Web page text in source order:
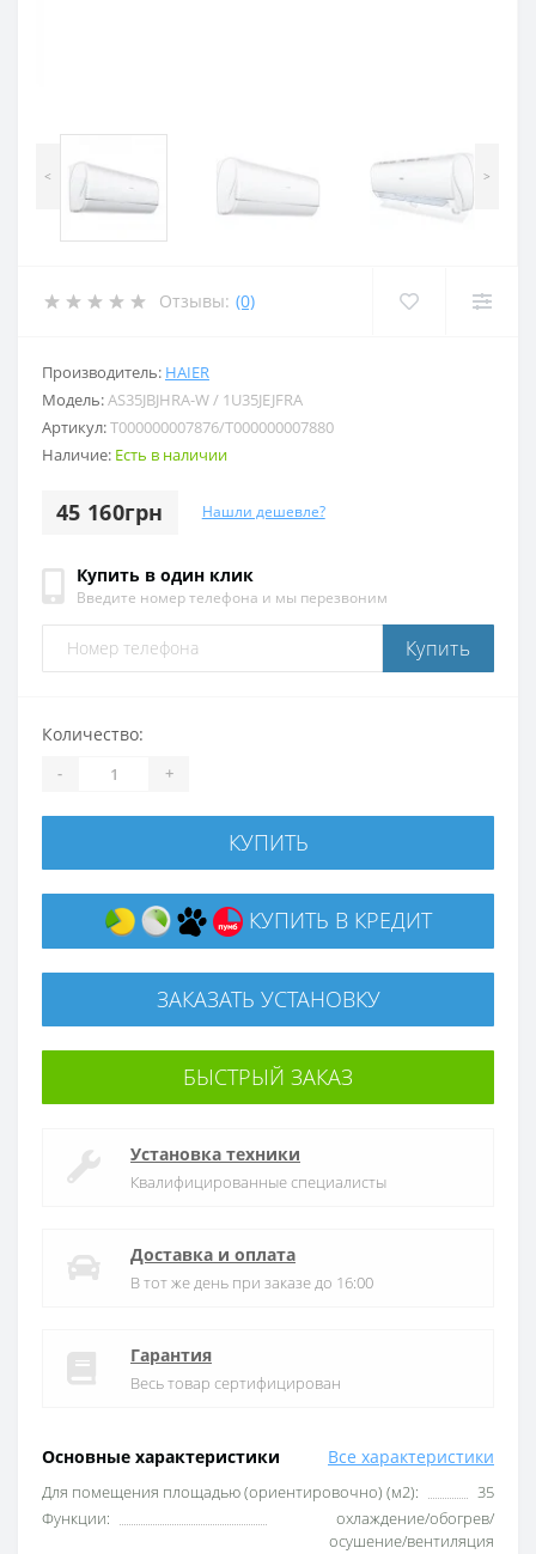
< >
Отзывы: (0)
Производитель: HAIER
Модель:AS35JBJHRA-W / 1U35JEJFRA
Артикул:T000000007876/T000000007880
Наличие: Есть в наличии
45 160грн Нашли дешевле?
Купить в один клик
Введите номер телефона и мы перезвоним
Купить
Основные характеристики Все характеристики
Для помещения площадью (ориентировочно) (м2):
35
Функции:
охлаждение/обогрев/
осушение/вентиляция
Количество:
- +
КУПИТЬ
КУПИТЬ В КРЕДИТ
ЗАКАЗАТЬ УСТАНОВКУ
БЫСТРЫЙ ЗАКАЗ
Установка техники
Квалифицированные специалисты
Доставка и оплата
В тот же день при заказе до 16:00
Гарантия
Весь товар сертифицирован